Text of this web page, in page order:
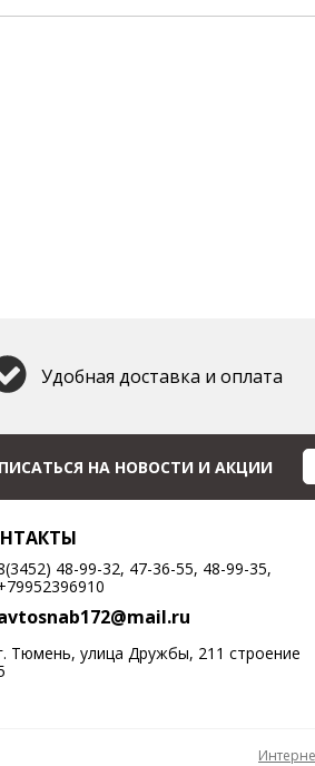
Удобная доставка и оплата
НА НОВОСТИ И АКЦИИ
48-99-32, 47-36-55, 48-99-35,
Тюмень, улица Дружбы, 211 строение